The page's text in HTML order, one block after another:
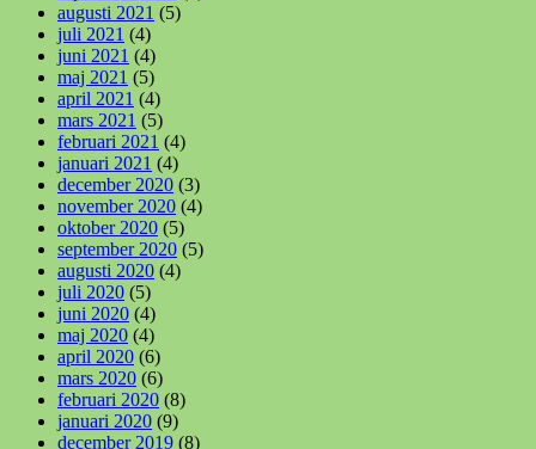
augusti 2021 (5)
juli 2021 (4)
juni 2021 (4)
maj 2021 (5)
april 2021 (4)
mars 2021 (5)
februari 2021 (4)
januari 2021 (4)
december 2020 (3)
november 2020 (4)
oktober 2020 (5)
september 2020 (5)
augusti 2020 (4)
juli 2020 (5)
juni 2020 (4)
maj 2020 (4)
april 2020 (6)
mars 2020 (6)
februari 2020 (8)
januari 2020 (9)
december 2019 (8)